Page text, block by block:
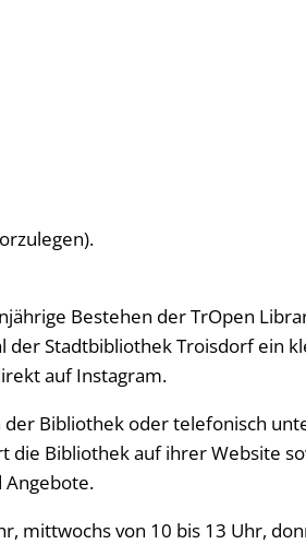
Bestehen der TrOpen
der Stadtbibliothek Troisdorf ein
auf Instagram.
Bibliothek oder telefonisch
die Bibliothek auf ihrer Website
Angebote.
mittwochs von 10 bis 13 Uhr,